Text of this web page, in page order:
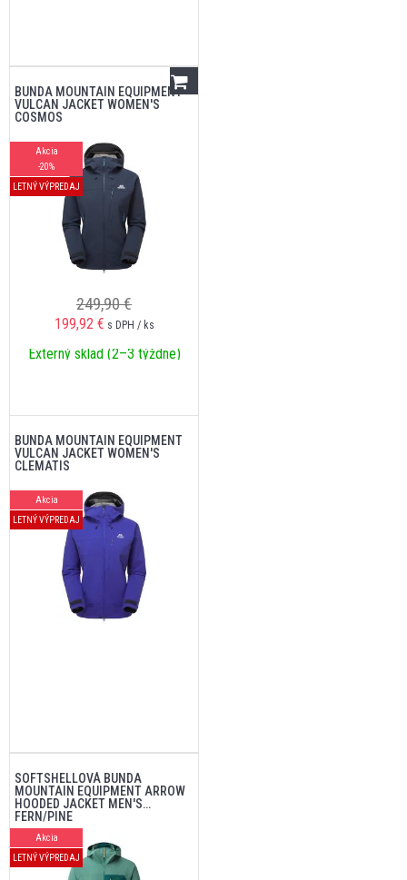
BUNDA MOUNTAIN EQUIPMENT
VULCAN JACKET WOMEN'S
COSMOS
Akcia
-20%
LETNÝ VÝPREDAJ
249,90 €
199,92 € s DPH / ks
Externý sklad (2–3 týždne)
BUNDA MOUNTAIN EQUIPMENT
VULCAN JACKET WOMEN'S
CLEMATIS
Akcia
LETNÝ VÝPREDAJ
SOFTSHELLOVÁ BUNDA
MOUNTAIN EQUIPMENT ARROW
HOODED JACKET MEN'S
FERN/PINE
Akcia
LETNÝ VÝPREDAJ